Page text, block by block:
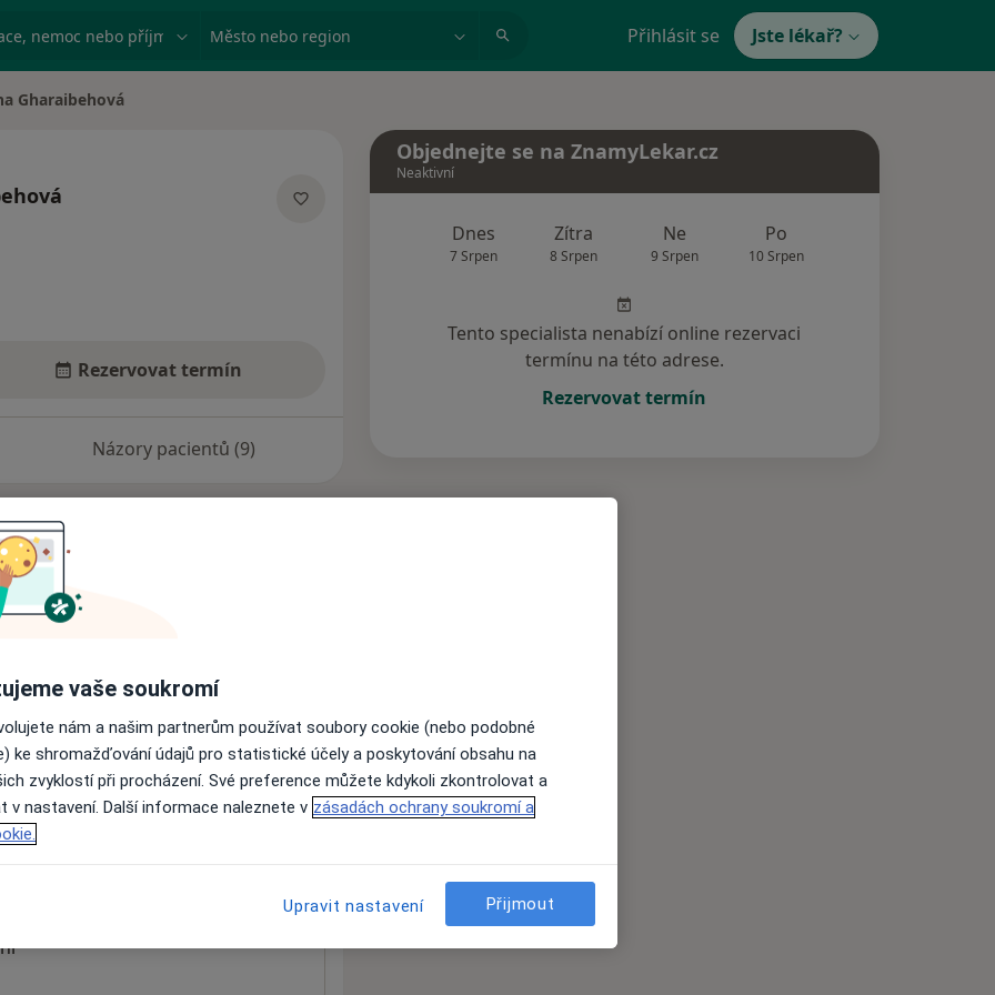
nemoc nebo příjmení Město nebo region Přihlásit se Jste lékař?
Gharaibehová
Rezervovat termín
Názory pacientů (9)
nejsou k dispozici
informace o svých službách.
Objednejte se na ZnamyLekar.cz
Neaktivní
Dnes
7 Srpen
Zítra
8 Srpen
Ne
9 Srpen
Po
10 Srpen
Tento specialista nenabízí online rezervaci
termínu na této adrese.
Rezervovat termín
vaše soukromí
nám a našim partnerům používat soubory cookie (nebo podobné
ke shromažďování údajů pro statistické účely a poskytování obsahu na
zvyklostí při procházení. Své preference můžete kdykoli zkontrolovat a
v nastavení. Další informace naleznete v zásadách ochrany soukromí a
Upravit nastavení Přijmout